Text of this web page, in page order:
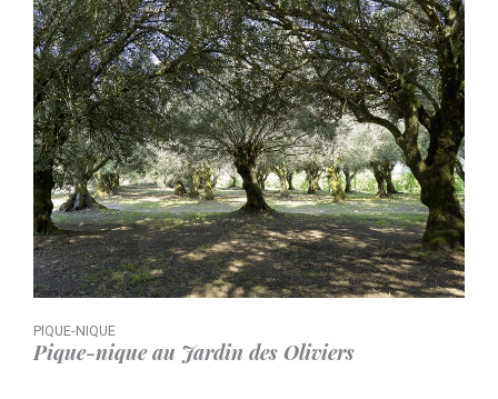
PIQUE-NIQUE
Pique-nique au Jardin des Oliviers